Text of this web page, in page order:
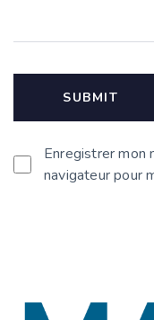
Enregistrer mon
navigateur pour